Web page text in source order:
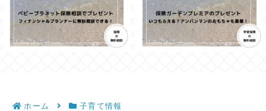
ホーム 子育て情報